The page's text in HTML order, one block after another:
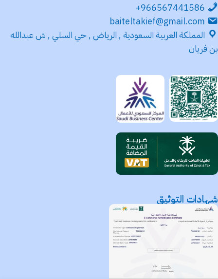
966567441586+
baiteltakief@gmail.com
المملكة العربية السعودية , الرياض , حي السلي , ش عبدالله
بن فريان
شهادات التوثيق